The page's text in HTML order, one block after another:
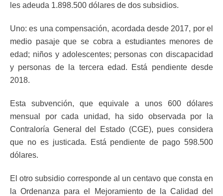
les adeuda 1.898.500 dólares de dos subsidios.
Uno: es una compensación, acordada desde 2017, por el
medio pasaje que se cobra a estudiantes menores de
edad; niños y adolescentes; personas con discapacidad
y personas de la tercera edad. Está pendiente desde
2018.
Esta subvención, que equivale a unos 600 dólares
mensual por cada unidad, ha sido observada por la
Contraloría General del Estado (CGE), pues considera
que no es justicada. Está pendiente de pago 598.500
dólares.
El otro subsidio corresponde al un centavo que consta en
la Ordenanza para el Mejoramiento de la Calidad del